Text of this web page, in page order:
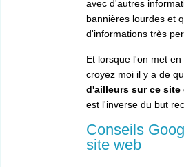
avec d'autres
bannières lourdes et
d'informations très
Et lorsque l'on met
croyez moi il y a de
d'ailleurs sur ce
est l'inverse du but
Conseils
site web